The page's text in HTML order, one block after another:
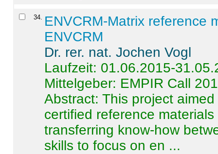
34. ENVCRM-Matrix reference
ENVCRM
Dr. rer. nat. Jochen Vogl
Laufzeit: 01.06.2015-
Mittelgeber: EMPIR Call
Abstract:This project
certified reference
transferring know-how
skills to focus on en ...